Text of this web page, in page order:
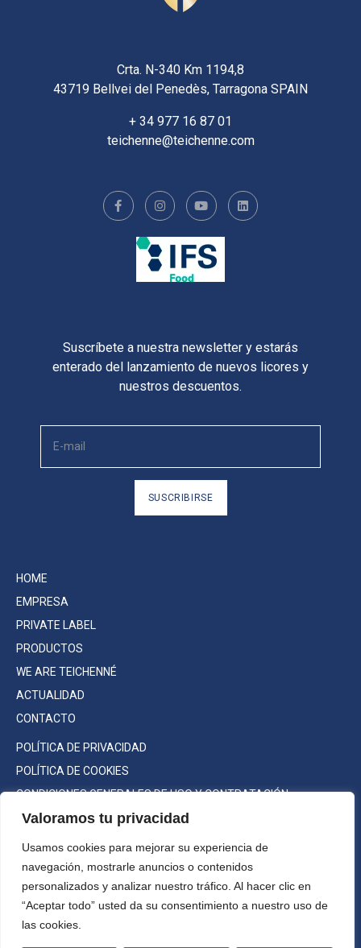
Valoramos tu privacidad
Usamos cookies para mejorar su experiencia de
navegación, mostrarle anuncios o contenidos
personalizados y analizar nuestro tráfico. Al hacer clic en
“Aceptar todo” usted da su consentimiento a nuestro uso de
las cookies.
HOME
EMPRESA
PRIVATE LABEL
PRODUCTOS
WE ARE TEICHENNÉ
ACTUALIDAD
CONTACTO
POLÍTICA DE PRIVACIDAD
POLÍTICA DE COOKIES
CONDICIONES GENERALES DE USO Y CONTRATACIÓN
Crta. N-340 Km 1194,8
43719 Bellvei del Penedès, Tarragona SPAIN
+ 34 977 16 87 01
teichenne@teichenne.com
Suscríbete a nuestra newsletter y estarás
enterado del lanzamiento de nuevos licores y
nuestros descuentos.
SUSCRIBIRSE
Consumo responsable
©2022 Teichenné S.A. Todos los